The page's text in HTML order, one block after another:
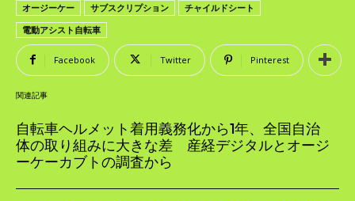
オージーケー
サブスクリプション
チャイルドシート
電動アシスト自転車
Facebook Twitter Pinterest
関連記事
自転車ヘルメット着用義務化から1年、全国自治
体の取り組みに大きな差 産経デジタルとオージ
ーケーカブトの調査から